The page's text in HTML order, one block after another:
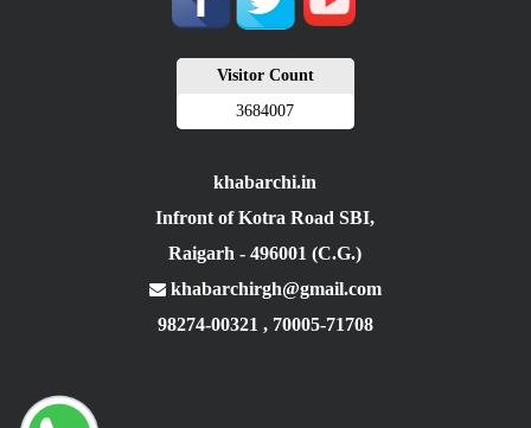
Visitor Count
3684007
khabarchi.in
Infront of Kotra Road SBI,
Raigarh - 496001 (C.G.)
khabarchirgh@gmail.com
98274-00321 , 70005-71708